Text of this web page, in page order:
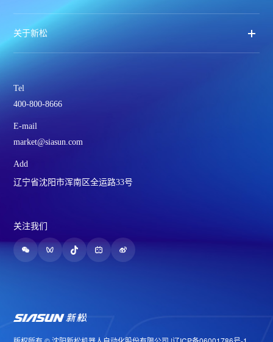
关于新松
Tel
400-800-8666
E-mail
market@siasun.com
Add
辽宁省沈阳市浑南区全运路33号
关注我们